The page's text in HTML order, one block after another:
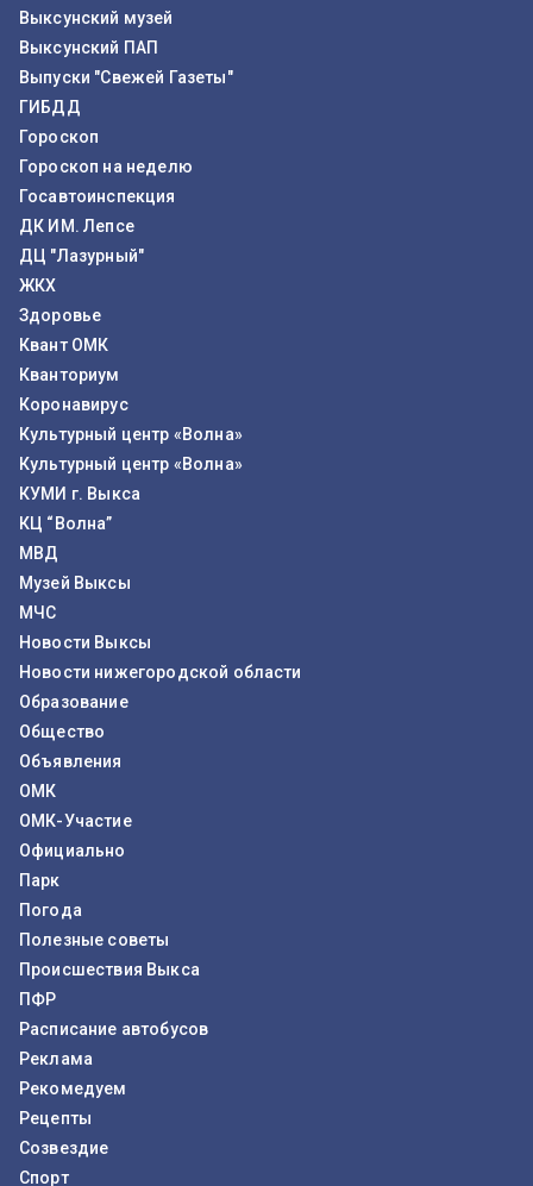
Выксунский музей
Выксунский ПАП
Выпуски "Свежей Газеты"
ГИБДД
Гороскоп
Гороскоп на неделю
Госавтоинспекция
ДК ИМ. Лепсе
ДЦ "Лазурный"
ЖКХ
Здоровье
Квант ОМК
Кванториум
Коронавирус
Культурный центр «Волна»
Культурный центр «Волна»
КУМИ г. Выкса
КЦ “Волна”
МВД
Музей Выксы
МЧС
Новости Выксы
Новости нижегородской области
Образование
Общество
Объявления
ОМК
ОМК-Участие
Официально
Парк
Погода
Полезные советы
Происшествия Выкса
ПФР
Расписание автобусов
Реклама
Рекомедуем
Рецепты
Созвездие
Спорт